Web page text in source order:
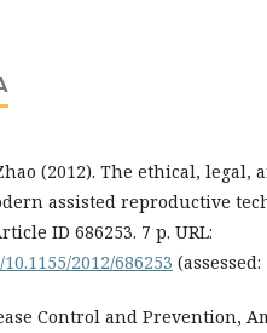
(2012). The ethical, legal,
assisted reproductive
ID 686253. 7 p. URL:
2012/686253 (assessed:
Control and Prevention,